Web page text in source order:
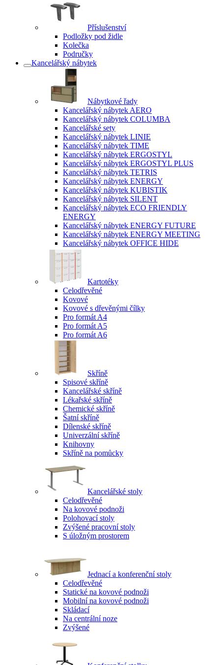
Příslušenství
Podložky pod židle
Kolečka
Područky
Kancelářský nábytek
Nábytkové řady
Kancelářský nábytek AERO
Kancelářský nábytek COLUMBA
Kancelářské sety
Kancelářský nábytek LINIE
Kancelářský nábytek TIME
Kancelářský nábytek ERGOSTYL
Kancelářský nábytek ERGOSTYL PLUS
Kancelářský nábytek TETRIS
Kancelářský nábytek ENERGY
Kancelářský nábytek KUBISTIK
Kancelářský nábytek SILENT
Kancelářský nábytek ECO FRIENDLY
ENERGY
Kancelářský nábytek ENERGY FUTURE
Kancelářský nábytek ENERGY MEETING
Kancelářský nábytek OFFICE HIDE
Kartotéky
Celodřevěné
Kovové
Kovové s dřevěnými čílky
Pro formát A4
Pro formát A5
Pro formát A6
Skříně
Spisové skříně
Kancelářské skříně
Lékařské skříně
Chemické skříně
Šatní skříně
Dílenské skříně
Univerzální skříně
Knihovny
Skříně na pomůcky
Kancelářské stoly
Celodřevěné
Na kovové podnoži
Polohovací stoly
Zvýšené pracovní stoly
S úložným prostorem
Jednací a konferenční stoly
Celodřevěné
Statické na kovové podnoži
Mobilní na kovové podnoži
Skládací
Na centrální noze
Zvýšené